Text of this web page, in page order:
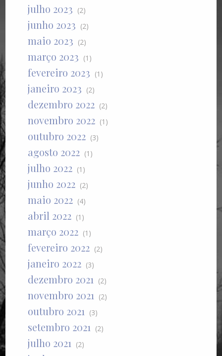
julho 2023 (2)
junho 2023 (2)
maio 2023 (2)
março 2023 (1)
fevereiro 2023 (1)
janeiro 2023 (2)
dezembro 2022 (2)
novembro 2022 (1)
outubro 2022 (3)
agosto 2022 (1)
julho 2022 (1)
junho 2022 (2)
maio 2022 (4)
abril 2022 (1)
março 2022 (1)
fevereiro 2022 (2)
janeiro 2022 (3)
dezembro 2021 (2)
novembro 2021 (2)
outubro 2021 (3)
setembro 2021 (2)
julho 2021 (2)